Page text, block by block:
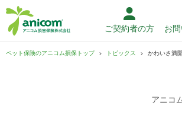
ご契約者の方 お
ペット保険のアニコム損保トップ トピックス かわいさ満
アニコ